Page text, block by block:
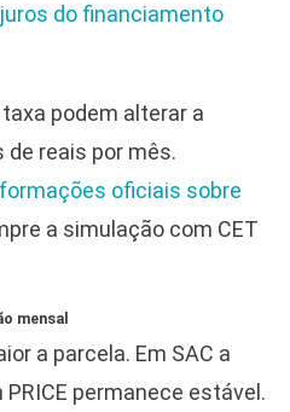
do financiamento
podem alterar a
reais por mês.
oficiais sobre
a simulação com CET
mensal
a parcela. Em SAC a
permanece estável.